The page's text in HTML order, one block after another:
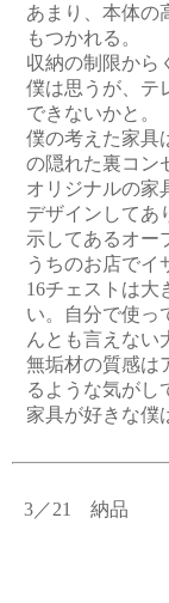
あまり、本体の
もつかれる。
収納の制限から
僕は思うが、テ
できないかと。
僕の考えた家具
の隠れた裏コン
オリジナルの家
デザインしてあ
示してあるオー
うちのお店でイ
16チェストは大
い。自分で使っ
んとも言えない
無垢材の質感は
るような気がし
家具が好きな僕
3／21 納品